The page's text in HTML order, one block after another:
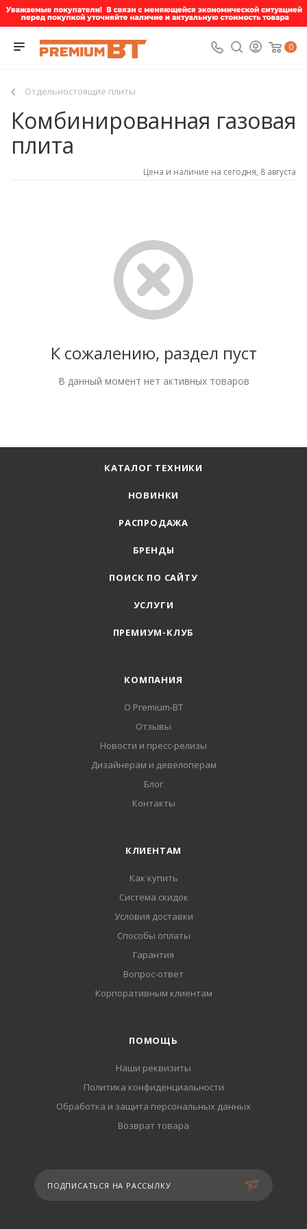
0
Отдельностоящие плиты
Комбинированная газовая
плита
Цена и наличие на сегодня, 8 августа
К сожалению, раздел пуст
В данный момент нет активных товаров
КАТАЛОГ ТЕХНИКИ
НОВИНКИ
РАСПРОДАЖА
БРЕНДЫ
ПОИСК ПО САЙТУ
УСЛУГИ
ПРЕМИУМ-КЛУБ
КОМПАНИЯ
О Premium-BT
Отзывы
Новости и пресс-релизы
Дизайнерам и девелоперам
Блог
Контакты
КЛИЕНТАМ
Как купить
Система скидок
Условия доставки
Способы оплаты
Гарантия
Вопрос-ответ
Корпоративным клиентам
ПОМОЩЬ
Наши реквизиты
Политика конфиденциальности
Обработка и защита персональных данных
Возврат товара
ПОДПИСАТЬСЯ НА РАССЫЛКУ